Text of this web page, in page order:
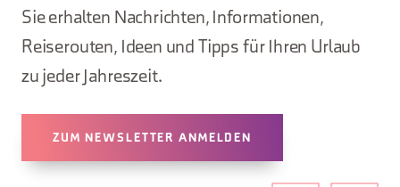
Sie erhalten Nachrichten, Informationen,
Reiserouten, Ideen und Tipps für Ihren Urlaub
zu jeder Jahreszeit.
ZUM NEWSLETTER ANMELDEN